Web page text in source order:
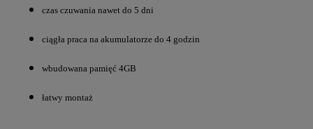
czas czuwania nawet do 5 dni
ciągła praca na akumulatorze do 4 godzin
wbudowana pamięć 4GB
łatwy montaż